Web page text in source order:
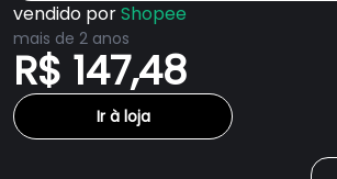
vendido porShopee
mais de 2 anos
R$ 147,48
Ir à loja